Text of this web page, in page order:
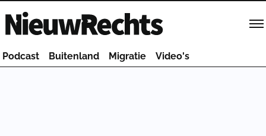
Homepage van NieuwRechts
Podcast Buitenland Migratie Video's